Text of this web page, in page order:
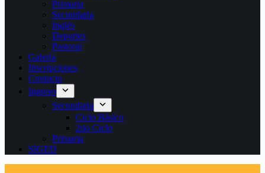
Primaria
Secundaria
Inglés
Deportes
Pastoral
Galería
Inscripciones
Contacto
Ingreso
Secundaria
Ciclo Básico
2do Ciclo
Primaria
SIGED